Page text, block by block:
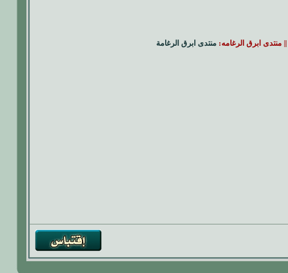
|| منتدى ابرق الرغامه:منتدى ابرق الرغامة